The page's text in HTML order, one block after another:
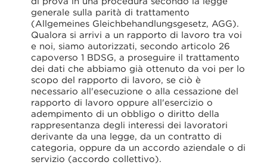
generale sulla parità di trattamento
(Allgemeines Gleichbehandlungsgesetz, AGG).
Qualora si arrivi a un rapporto di lavoro tra voi
e noi, siamo autorizzati, secondo articolo 26
capoverso 1 BDSG, a proseguire il trattamento
dei dati che abbiamo già ottenuto da voi per lo
scopo del rapporto di lavoro, se ciò è
necessario all'esecuzione o alla cessazione del
rapporto di lavoro oppure all'esercizio o
adempimento di un obbligo o diritto della
rappresentanza degli interessi dei lavoratori
derivante da una legge, da un contratto di
categoria, oppure da un accordo aziendale o di
servizio (accordo collettivo).